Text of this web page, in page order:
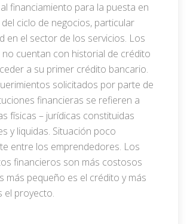
financiamiento para la puesta en
ciclo de negocios, particular
en el sector de los servicios. Los
no cuentan con historial de crédito
a su primer crédito bancario.
solicitados por parte de
financieras se refieren a
físicas – jurídicas constituidas
y liquidas. Situación poco
entre los emprendedores. Los
financieros son más costosos
más pequeño es el crédito y más
el proyecto.